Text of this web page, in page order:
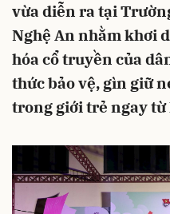
vừa diễn ra tại
Nghệ An nhằm khơi
hóa cổ truyền của
thức bảo vệ, gìn giữ
trong giới trẻ ngay từ